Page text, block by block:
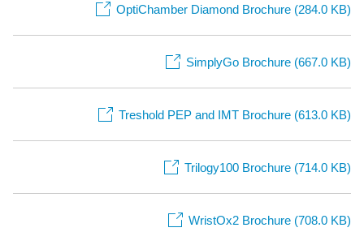
OptiChamber Diamond Brochure (284.0 KB)
SimplyGo Brochure (667.0 KB)
Treshold PEP and IMT Brochure (613.0 KB)
Trilogy100 Brochure (714.0 KB)
WristOx2 Brochure (708.0 KB)